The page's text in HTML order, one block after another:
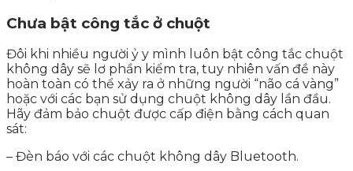
Chưa bật công tắc ở chuột
Đôi khi nhiều người ỷ y mình luôn bật công tắc chuột
không dây sẽ lơ phần kiểm tra, tuy nhiên vấn đề này
hoàn toàn có thể xảy ra ở những người “não cá vàng”
hoặc với các bạn sử dụng chuột không dây lần đầu.
Hãy đảm bảo chuột được cấp điện bằng cách quan
sát:
– Đèn báo với các chuột không dây Bluetooth.